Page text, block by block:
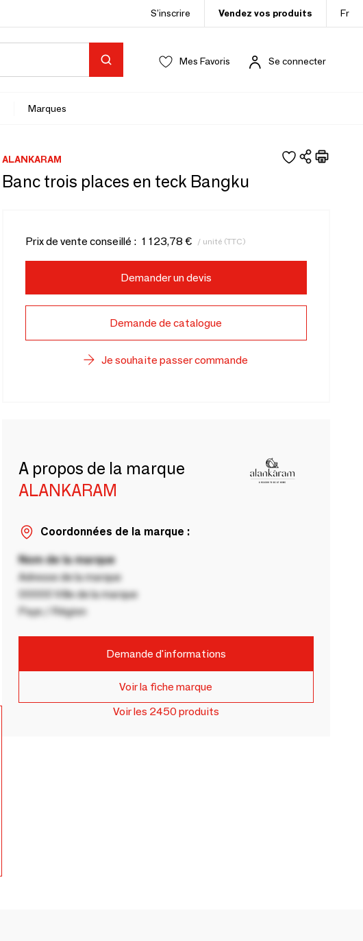
S’inscrire Vendez vos produits Fr
Mes Favoris Se connecter
Marques
ALANKARAM
Banc trois places en teck Bangku
Prix de vente conseillé : 1 123,78 € / unité (TTC)
Demander un devis
Demande de catalogue
Je souhaite passer commande
A propos de la marque
ALANKARAM
Coordonnées de la marque :
Nom de la marque
Adresse de la marque
00000 Ville de la marque
Pays / Région
Demande d'informations
Voir la fiche marque
Voir les 2450 produits